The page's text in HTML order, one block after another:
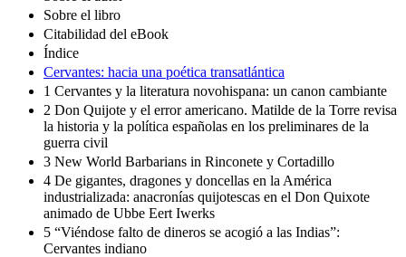
Sobre el libro
Citabilidad del eBook
Índice
Cervantes: hacia una poética transatlántica
1 Cervantes y la literatura novohispana: un canon cambiante
2 Don Quijote y el error americano. Matilde de la Torre revisa
la historia y la política españolas en los preliminares de la
guerra civil
3 New World Barbarians in Rinconete y Cortadillo
4 De gigantes, dragones y doncellas en la América
industrializada: anacronías quijotescas en el Don Quixote
animado de Ubbe Eert Iwerks
5 “Viéndose falto de dineros se acogió a las Indias”:
Cervantes indiano